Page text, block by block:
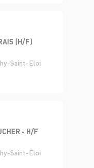
(H/F)
Saint-Eloi
- H/F
Saint-Eloi